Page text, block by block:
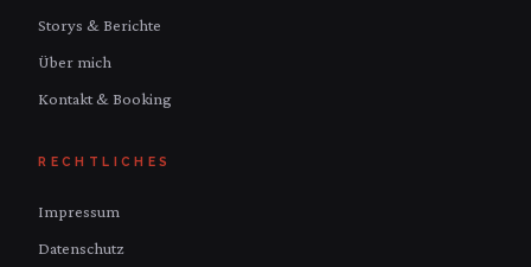
Storys & Berichte
Über mich
Kontakt & Booking
RECHTLICHES
Impressum
Datenschutz